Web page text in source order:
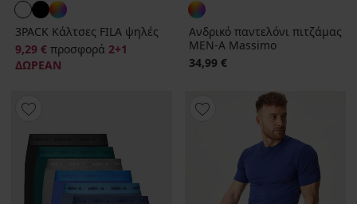
3PACK Κάλτσες FILA ψηλές
9,29 € προσφορά 2+1
ΔΩΡΕΑΝ
Ανδρικό παντελόνι πιτζάμας
MEN-A Massimo
34,99 €